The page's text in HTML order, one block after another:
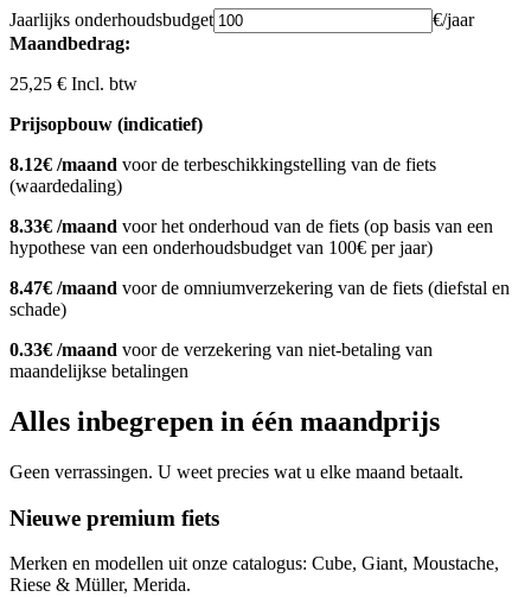
Jaarlijks onderhoudsbudget
€/jaar
Maandbedrag:
25,25 € Incl. btw
Prijsopbouw (indicatief)
8.12€ /maand voor de terbeschikkingstelling van de fiets
(waardedaling)
8.33€ /maand voor het onderhoud van de fiets (op basis van een
hypothese van een onderhoudsbudget van 100€ per jaar)
8.47€ /maand voor de omniumverzekering van de fiets (diefstal en
schade)
0.33€ /maand voor de verzekering van niet-betaling van
maandelijkse betalingen
Alles inbegrepen in één maandprijs
Geen verrassingen. U weet precies wat u elke maand betaalt.
Nieuwe premium fiets
Merken en modellen uit onze catalogus: Cube, Giant, Moustache,
Riese & Müller, Merida.